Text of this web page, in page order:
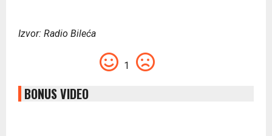
Izvor: Radio Bileća
1
BONUS VIDEO